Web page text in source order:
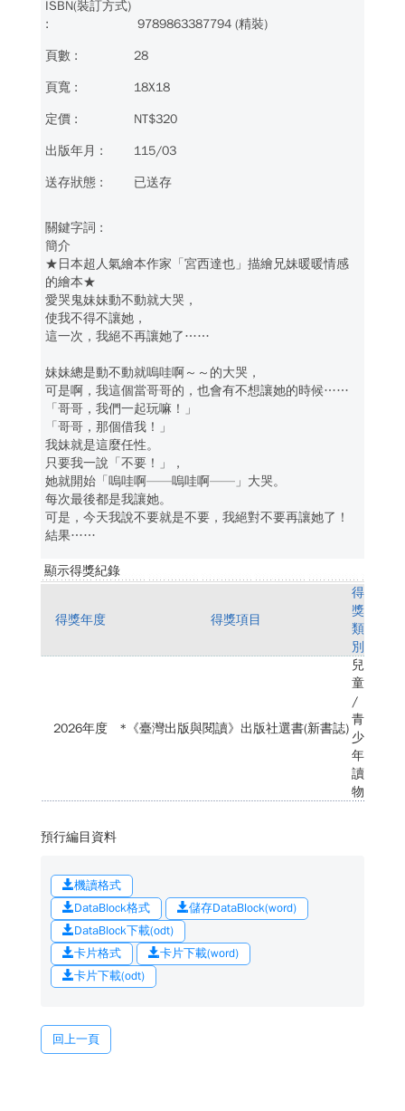
9789863387794 (精裝)
28
18X18
NT$320
115/03
已送存
簡介
★日本超人氣繪本作家「宮西達也」描繪兄妹暖暖情感
的繪本★
愛哭鬼妹妹動不動就大哭，
使我不得不讓她，
這一次，我絕不再讓她了……
妹妹總是動不動就嗚哇啊～～的大哭，
可是啊，我這個當哥哥的，也會有不想讓她的時候……
「哥哥，我們一起玩嘛！」
「哥哥，那個借我！」
我妹就是這麼任性。
只要我一說「不要！」，
她就開始「嗚哇啊——嗚哇啊——」大哭。
每次最後都是我讓她。
可是，今天我說不要就是不要，我絕對不要再讓她了！
結果……
顯示得獎紀錄
得獎年度 得獎項目
得
獎
類
別
2026年度 *《臺灣出版與閱讀》出版社選書(新書誌)
兒
童
/
青
少
年
讀
物
預行編目資料
機讀格式
DataBlock格式
儲存DataBlock(word)
DataBlock下載(odt)
卡片格式
卡片下載(word)
卡片下載(odt)
回上一頁